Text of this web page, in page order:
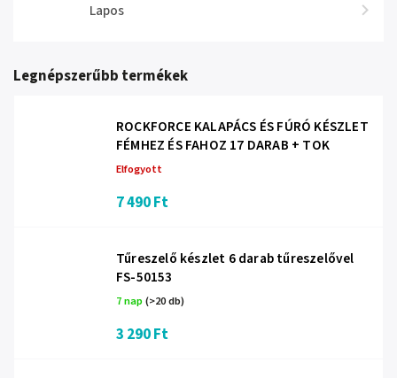
Lapos
Legnépszerűbb termékek
ROCKFORCE KALAPÁCS ÉS FÚRÓ KÉSZLET
FÉMHEZ ÉS FAHOZ 17 DARAB + TOK
Elfogyott
7 490 Ft
Tűreszelő készlet 6 darab tűreszelővel
FS-50153
7 nap(>20 db)
3 290 Ft